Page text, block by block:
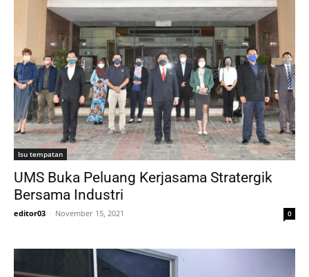
Isu tempatan
UMS Buka Peluang Kerjasama Stratergik
Bersama Industri
editor03 - November 15, 2021 0